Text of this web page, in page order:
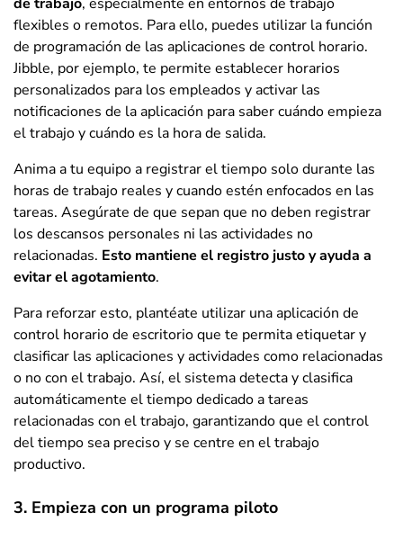
flexibles o remotos. Para ello, puedes utilizar la función
de programación de las aplicaciones de control horario.
Jibble, por ejemplo, te permite establecer horarios
personalizados para los empleados y activar las
notificaciones de la aplicación para saber cuándo empieza
el trabajo y cuándo es la hora de salida.
Anima a tu equipo a registrar el tiempo solo durante las
horas de trabajo reales y cuando estén enfocados en las
tareas. Asegúrate de que sepan que no deben registrar
los descansos personales ni las actividades no
relacionadas. Esto mantiene el registro justo y ayuda a
evitar el agotamiento.
Para reforzar esto, plantéate utilizar una aplicación de
control horario de escritorio que te permita etiquetar y
clasificar las aplicaciones y actividades como relacionadas
o no con el trabajo. Así, el sistema detecta y clasifica
automáticamente el tiempo dedicado a tareas
relacionadas con el trabajo, garantizando que el control
del tiempo sea preciso y se centre en el trabajo
productivo.
3. Empieza con un programa piloto